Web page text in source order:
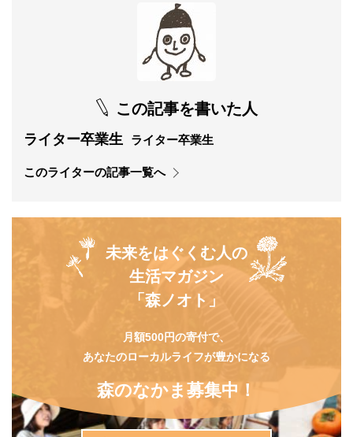
この記事を書いた人
ライター卒業生 ライター卒業生
このライターの記事一覧へ
未来をはぐくむ人の
生活マガジン
「森ノオト」
月額500円の寄付で、
あなたのローカルライフが豊かになる
森のなかま募集中！